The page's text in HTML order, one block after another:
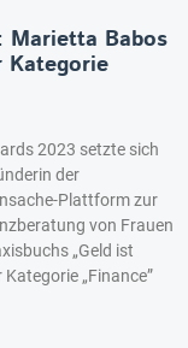
Marietta Babos
Kategorie
2023 setzte sich
der
Plattform zur
von Frauen
„Geld ist
Kategorie „Finance”